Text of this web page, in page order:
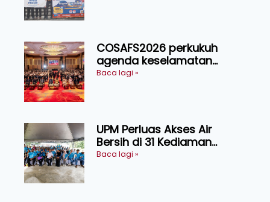
COSAFS2026 perkukuh
agenda keselamatan
makanan, AgriHub pacu
Baca lagi »
UPM Perluas Akses Air
Bersih di 31 Kediaman
Orang Asli Tasik Chini
Baca lagi »